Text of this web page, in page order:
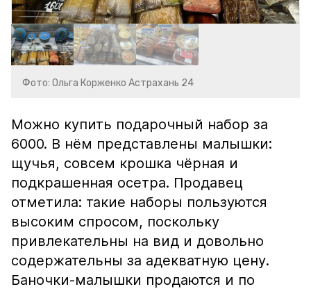
Фото: Ольга Корженко Астрахань 24
Можно купить подарочный набор за
6000. В нём представлены малышки:
щучья, совсем крошка чёрная и
подкрашенная осетра. Продавец
отметила: такие наборы пользуются
высоким спросом, поскольку
привлекательны на вид и довольно
содержательны за адекватную цену.
Баночки-малышки продаются и по